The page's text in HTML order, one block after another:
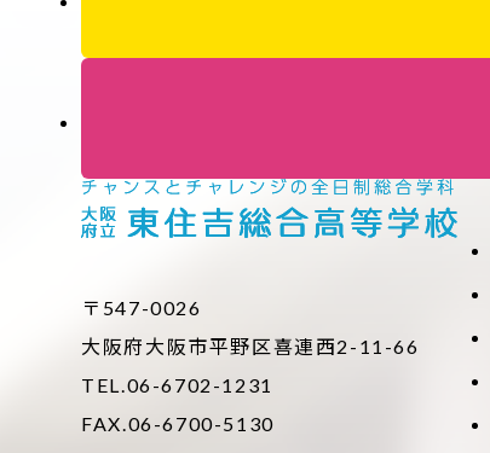
〒547-0026
大阪府大阪市平野区喜連西2-11-66
TEL.06-6702-1231
FAX.06-6700-5130